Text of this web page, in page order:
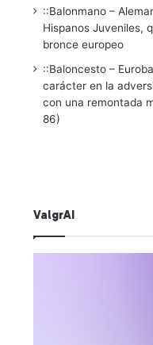
::Balonmano –
Hispanos Juveniles,
bronce europeo
::Baloncesto –
carácter en la
con una remontada
86)
ValgrAI